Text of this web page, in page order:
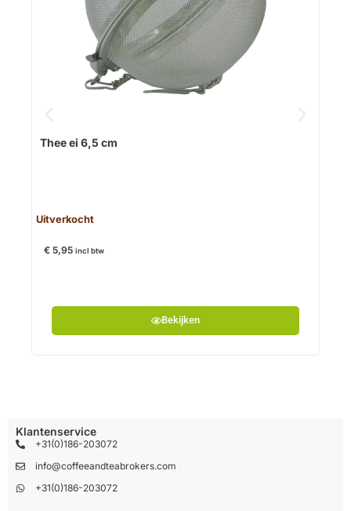
Thee ei 6,5 cm
Uitverkocht
€ 5,95 incl btw
Bekijken
Klantenservice
+31(0)186-203072
info@coffeeandteabrokers.com
+31(0)186-203072